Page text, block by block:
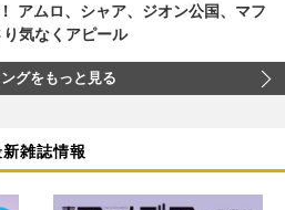
アムロ、シャア、ジオン公国、マフ
気なくアピール
グをもっと見る
新雑誌情報